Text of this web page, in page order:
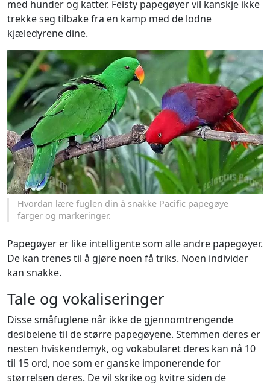
med hunder og katter. Feisty papegøyer vil kanskje ikke
trekke seg tilbake fra en kamp med de lodne
kjæledyrene dine.
Hvordan lære fuglen din å snakke Pacific papegøye
farger og markeringer.
Papegøyer er like intelligente som alle andre papegøyer.
De kan trenes til å gjøre noen få triks. Noen individer
kan snakke.
Tale og vokaliseringer
Disse småfuglene når ikke de gjennomtrengende
desibelene til de større papegøyene. Stemmen deres er
nesten hviskendemyk, og vokabularet deres kan nå 10
til 15 ord, noe som er ganske imponerende for
størrelsen deres. De vil skrike og kvitre siden de